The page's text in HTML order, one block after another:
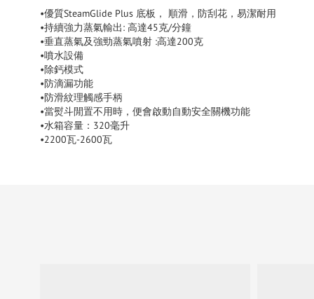
•優質SteamGlide Plus 底板， 順滑，防刮花，易潔耐用
•持續強力蒸氣輸出: 高達45克/分鐘
•垂直蒸氣及強勁蒸氣噴射 :高達200克
•噴水設備
•除鈣模式
•防滴漏功能
•防滑紋理觸感手柄
•當熨斗閒置不用時，便會啟動自動安全關機功能
•水箱容量：320毫升
•2200瓦-2600瓦